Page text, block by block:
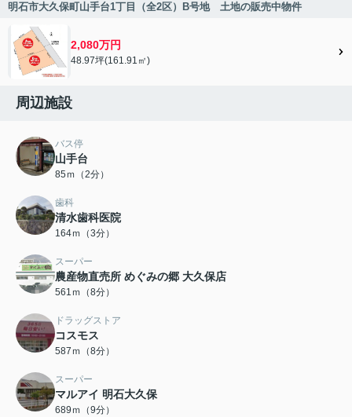
明石市大久保町山手台1丁目（全2区）B号地 土地の販売中物件
2,080万円
48.97坪(161.91㎡)
周辺施設
バス停
山手台
85ｍ（2分）
歯科
清水歯科医院
164ｍ（3分）
スーパー
農産物直売所 めぐみの郷 大久保店
561ｍ（8分）
ドラッグストア
コスモス
587ｍ（8分）
スーパー
マルアイ 明石大久保
689ｍ（9分）